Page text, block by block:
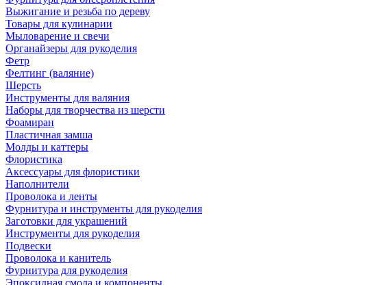
Выжигание и резьба по дереву
Товары для кулинарии
Мыловарение и свечи
Органайзеры для рукоделия
Фетр
Фелтинг (валяние)
Шерсть
Инструменты для валяния
Наборы для творчества из шерсти
Фоамиран
Пластичная замша
Молды и каттеры
Флористика
Аксессуары для флористики
Наполнители
Проволока и ленты
Фурнитура и инструменты для рукоделия
Заготовки для украшений
Инструменты для рукоделия
Подвески
Проволока и канитель
Фурнитура для рукоделия
Эпоксидная смола и компоненты